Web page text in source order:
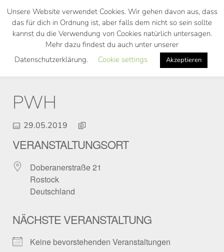
Skip
main
PWH
29.05.2019
VERANSTALTUNGSORT
Doberanerstraße 21
Rostock
Deutschland
NÄCHSTE VERANSTALTUNG
Keine bevorstehenden Veranstaltungen
Unsere Website verwendet Cookies. Wir gehen davon aus, dass
das für dich in Ordnung ist, aber falls dem nicht so sein sollte
kannst du die Verwendung von Cookies natürlich untersagen.
Mehr dazu findest du auch unter unserer
Datenschutzerklärung.
Cookie settings Akzeptieren